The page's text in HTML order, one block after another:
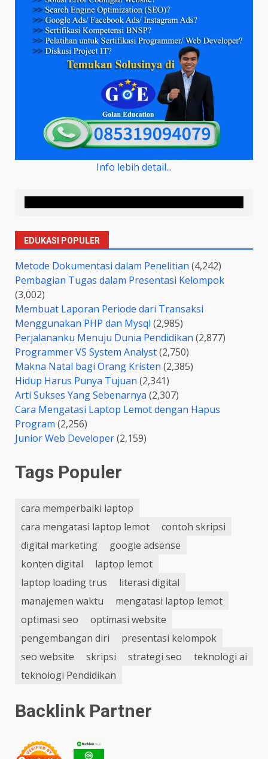
Info lebih detail...
EDUKASI POPULER
Metode Dokumentasi dalam Penelitian (4,242)
Pembagian Tugas dalam Presentasi Kelompok
(3,002)
Membuat Laporan Periode dari Transaksi
Menggunakan PHP dan Mysql (2,985)
Perjalananku Menuju Dunia Pendidikan (2,877)
Programmer VS System Analyst(2,750)
Makna Natal bagi Orang Kristen (2,385)
Hidup Harus Punya Tujuan (2,341)
Arti Sukses Yang Sebenarnya (2,307)
Cara Mengatasi Laptop Lemot dengan Hapus
Program (2,256)
Junior Web Developer(2,159)
Tags Populer
cara memperbaiki laptop
cara mengatasi laptop lemot
contoh skripsi
digital marketing
google adsense
konten digital
laptop lemot
laptop loading trus
literasi digital
manajemen waktu
mengatasi laptop lemot
optimasi seo
optimasi website
pengembangan diri
presentasi kelompok
seo website
skripsi strategi seo
teknologi ai
teknologi Pendidikan
Backlink Partner